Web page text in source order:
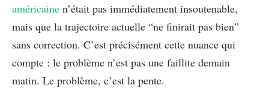
américaine n’était pas immédiatement insoutenable,
mais que la trajectoire actuelle “ne finirait pas bien”
sans correction. C’est précisément cette nuance qui
compte : le problème n’est pas une faillite demain
matin. Le problème, c’est la pente.